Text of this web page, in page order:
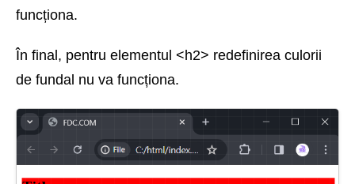
funcționa.
În final, pentru elementul <h2> redefinirea culorii
de fundal nu va funcționa.